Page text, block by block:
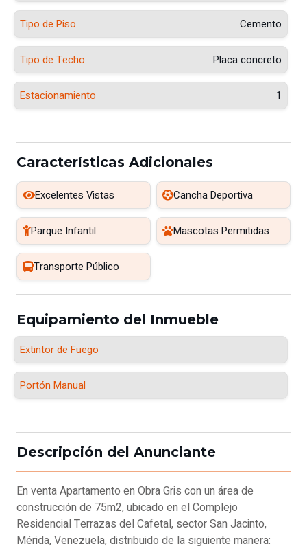
Tipo de Piso Cemento
Tipo de Techo Placa concreto
Estacionamiento 1
Características Adicionales
Excelentes Vistas Cancha Deportiva
Parque Infantil Mascotas Permitidas
Transporte Público
Equipamiento del Inmueble
Extintor de Fuego
Portón Manual
Descripción del Anunciante
En venta Apartamento en Obra Gris con un área de
construcción de 75m2, ubicado en el Complejo
Residencial Terrazas del Cafetal, sector San Jacinto,
Mérida, Venezuela, distribuido de la siguiente manera: